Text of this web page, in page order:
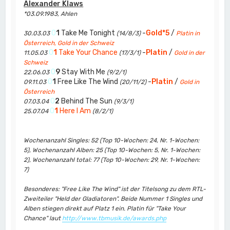
Alexander Klaws
*03.09.1983, Ahlen
30.03.03 01 Take Me Tonight (14/8/3)-Gold*5/ Platin in
Österreich, Gold in der Schweiz
11.05.03 01 Take Your Chance (17/3/1)-Platin / Gold in der
Schweiz
22.06.03 09Stay With Me (9/2/1)
09.11.03 01 Free Like The Wind (20/11/2)-Platin / Gold in
Österreich
07.03.04 02 Behind The Sun (9/3/1)
25.07.04 01 Here I Am (8/2/1)
Wochenanzahl Singles: 52 (Top 10-Wochen: 24, Nr. 1-Wochen:
5), Wochenanzahl Alben: 25 (Top 10-Wochen: 5, Nr. 1-Wochen:
2), Wochenanzahl total: 77 (Top 10-Wochen: 29, Nr. 1-Wochen:
7)
Besonderes: "Free Like The Wind" ist der Titelsong zu dem RTL-
Zweiteiler "Held der Gladiatoren". Beide Nummer 1 Singles und
Alben stiegen direkt auf Platz 1 ein. Platin für "Take Your
Chance" laut http://www.tbmusik.de/awards.php